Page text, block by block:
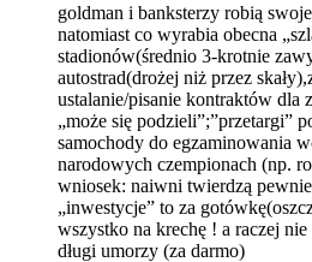
goldman i banksterzy robią
natomiast co wyrabia obecna
stadionów(średnio 3-krotnie
autostrad(drożej niż przez
ustalanie/pisanie kontraktów dla
„może się podzieli”;”przetargi”
samochody do egzaminowania
narodowych czempionach (np.
wniosek: naiwni twierdzą
„inwestycje” to za
wszystko na krechę ! a raczej nie
długi umorzy (za darmo)